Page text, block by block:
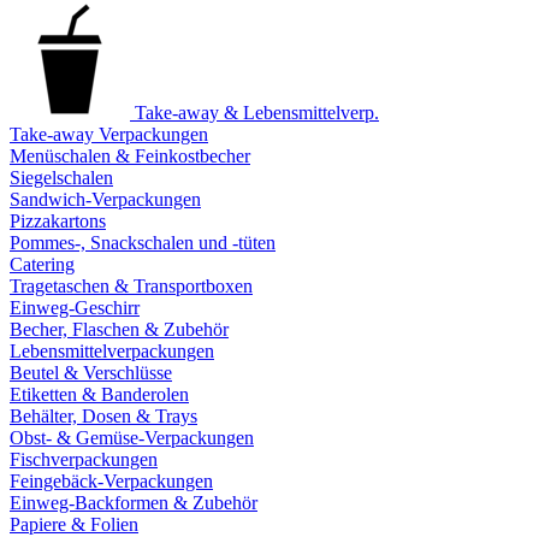
Take-away & Lebensmittelverp.
Take-away Verpackungen
Menüschalen & Feinkostbecher
Siegelschalen
Sandwich-Verpackungen
Pizzakartons
Pommes-, Snackschalen und -tüten
Catering
Tragetaschen & Transportboxen
Einweg-Geschirr
Becher, Flaschen & Zubehör
Lebensmittelverpackungen
Beutel & Verschlüsse
Etiketten & Banderolen
Behälter, Dosen & Trays
Obst- & Gemüse-Verpackungen
Fischverpackungen
Feingebäck-Verpackungen
Einweg-Backformen & Zubehör
Papiere & Folien